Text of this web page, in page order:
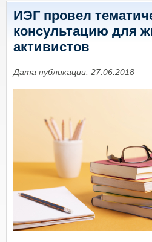
ИЭГ провел
консультацию для
активистов
Дата публикации: 27.06.2018